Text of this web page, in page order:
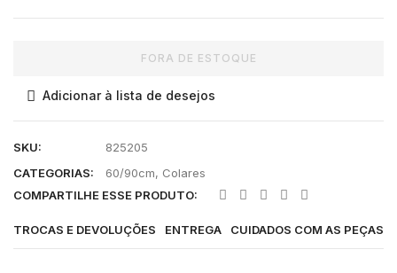
FORA DE ESTOQUE
Adicionar à lista de desejos
SKU:
825205
CATEGORIAS:
60/90cm, Colares
COMPARTILHE ESSE PRODUTO:
TROCAS E DEVOLUÇÕES ENTREGA CUIDADOS COM AS PEÇAS